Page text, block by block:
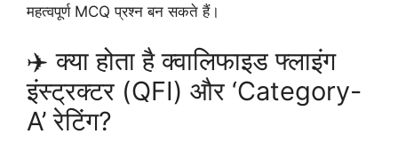
महत्वपूर्ण MCQ प्रश्न बन सकते हैं।
✈️ क्या होता है क्वालिफाइड फ्लाइंग
इंस्ट्रक्टर (QFI) और ‘Category-
A’ रेटिंग?